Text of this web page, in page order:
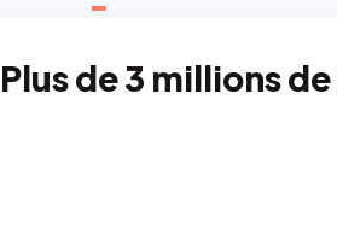
Plus de 3 millions